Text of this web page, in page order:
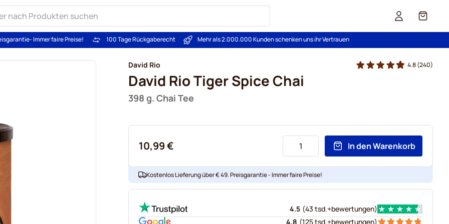
Cart
- Immer faire Preise! 100 Tage Rückgaberecht Mehr als 2.000.000 Kunden schenken uns ihr Vertrauen
David Rio
David Rio Tiger Spice Chai
398 g. Chai Tee
4.8(240)
10,99 € In den Warenkorb
Kostenlos Lieferung über € 49. Preisgarantie - Immer faire Preise!
4.5 (43 tsd.+bewertungen)
4.8 (125 tsd.+bewertungen)